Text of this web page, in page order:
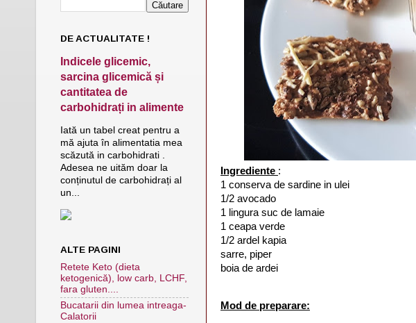
Ingrediente :
1 conserva de sardine in ulei
1/2 avocado
1 lingura suc de lamaie
1 ceapa verde
1/2 ardel kapia
sarre, piper
boia de ardei
Mod de preparare:
DE ACTUALITATE !
Indicele glicemic,
sarcina glicemică și
cantitatea de
carbohidrați in alimente
Iată un tabel creat pentru a
mă ajuta în alimentatia mea
scăzută in carbohidrati .
Adesea ne uităm doar la
conținutul de carbohidrați al
un...
ALTE PAGINI
Retete Keto (dieta
ketogenică), low carb, LCHF,
fara gluten....
Bucatarii din lumea intreaga-
Calatorii